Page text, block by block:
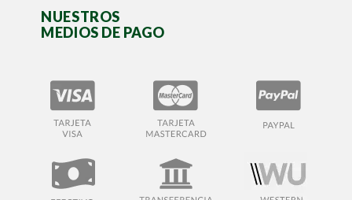
NUESTROS
MEDIOS DE PAGO